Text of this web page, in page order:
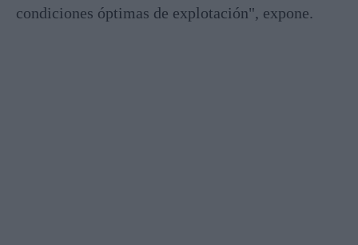
condiciones óptimas de explotación", expone.